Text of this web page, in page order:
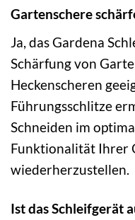
Gartenschere
Ja, das Gardena
Schärfung von
Heckenscheren
Führungsschlitze
Schneiden im
Funktionalität Ihrer
wiederherzustellen.
Ist das Schleifgerät